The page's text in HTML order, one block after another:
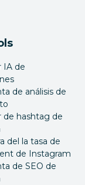
IA de
de análisis de
de hashtag de
del la tasa de
de Instagram
de SEO de